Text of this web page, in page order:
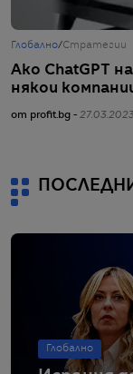
Глобално/Стратегии
Ако ChatGPT
някои
от profit.bg -
Глобално